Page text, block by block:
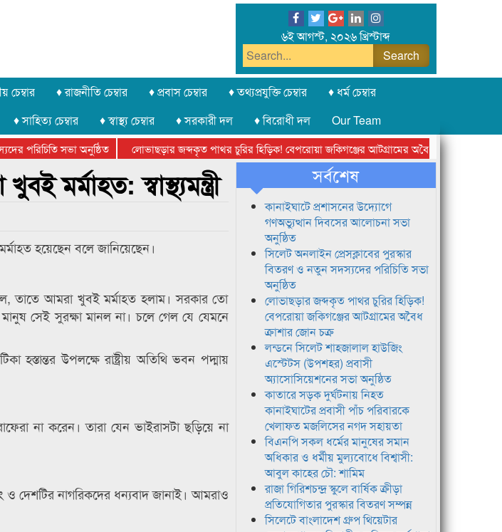
৬ই আগস্ট, ২০২৬ খ্রিস্টাব্দ
চেম্বার ♦ রাজনীতি চেম্বার ♦ প্রবাস চেম্বার ♦ তথ্যপ্রযুক্তি চেম্বার
♦ ধর্ম চেম্বার
♦ সাহিত্য চেম্বার ♦ স্বাস্থ্য চেম্বার ♦ সরকারী দল ♦ বিরোধী দল
Our Team
পরিচিতি সভা অনুষ্ঠিত
লোভাছড়ার জব্দকৃত পাথর চুরির হিড়িক! বেপরোয়া জকিগঞ্জের আটগ্রামের অবৈধ ক্রাশার জোন চক্র
৫ দিনের রিমান্ড চাইবে পুলিশ
মর্মাহত: স্বাস্থ্যমন্ত্রী
হয়েছেন বলে জানিয়েছেন।
তাতে আমরা খুবই মর্মাহত হলাম। সরকার তো
মানুষ সেই সুরক্ষা মানল না। চলে গেল যে যেমনে
উপলক্ষে রাষ্ট্রীয় অতিথি ভবন পদ্মায়
না করেন। তারা যেন ভাইরাসটা ছড়িয়ে না
ও দেশটির নাগরিকদের ধন্যবাদ জানাই। আমরাও
সর্বশেষ
কানাইঘাটে প্রশাসনের উদ্যোগে
গণঅভ্যুত্থান দিবসের আলোচনা সভা
অনুষ্ঠিত
সিলেট অনলাইন প্রেসক্লাবের পুরস্কার
বিতরণ ও নতুন সদস্যদের পরিচিতি সভা
অনুষ্ঠিত
লোভাছড়ার জব্দকৃত পাথর চুরির হিড়িক!
বেপরোয়া জকিগঞ্জের আটগ্রামের অবৈধ
ক্রাশার জোন চক্র
লন্ডনে সিলেট শাহজালাল হাউজিং
এস্টেটস (উপশহর) প্রবাসী
অ্যাসোসিয়েশনের সভা অনুষ্ঠিত
কাতারে সড়ক দুর্ঘটনায় নিহত
কানাইঘাটের প্রবাসী পাঁচ পরিবারকে
খেলাফত মজলিসের নগদ সহায়তা
বিএনপি সকল ধর্মের মানুষের সমান
অধিকার ও ধর্মীয় মুল্যবোধে বিশ্বাসী:
আবুল কাহের চৌ: শামিম
রাজা গিরিশচন্দ্র স্কুলে বার্ষিক ক্রীড়া
প্রতিযোগিতার পুরস্কার বিতরণ সম্পন্ন
সিলেটে বাংলাদেশ গ্রুপ থিয়েটার